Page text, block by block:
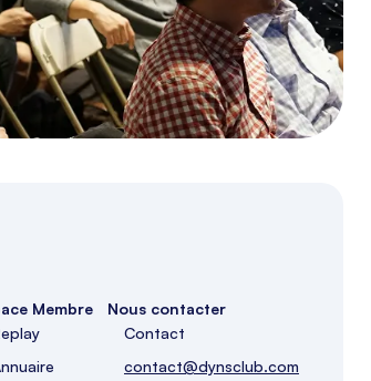
Membre
Nous contacter
Contact
contact@dynsclub.com